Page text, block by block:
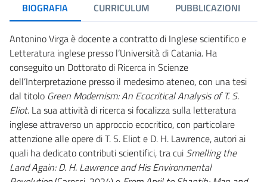
BIOGRAFIA CURRICULUM PUBBLICAZIONI
Antonino Virga è docente a contratto di Inglese scientifico e
Letteratura inglese presso l’Università di Catania. Ha
conseguito un Dottorato di Ricerca in Scienze
dell’Interpretazione presso il medesimo ateneo, con una tesi
dal titolo Green Modernism: An Ecocritical Analysis of T. S.
Eliot. La sua attività di ricerca si focalizza sulla letteratura
inglese attraverso un approccio ecocritico, con particolare
attenzione alle opere di T. S. Eliot e D. H. Lawrence, autori ai
quali ha dedicato contributi scientifici, tra cui Smelling the
Land Again: D. H. Lawrence and His Environmental